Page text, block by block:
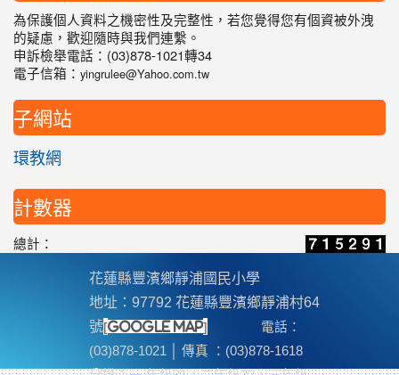
為保護個人資料之機密性及完整性，若您覺得您有個資被外洩
的疑慮，歡迎隨時與我們連繫。
申訴檢舉電話：(03)878-1021轉34
電子信箱： yingrulee@Yahoo.com.tw
子網站
環教網
計數器
總計：
花蓮縣豐濱鄉靜浦國民小學
地址：97792 花蓮縣豐濱鄉靜浦村64
號[google map]
電話：
(03)878-1021 │ 傳真 ：(03)878-1618